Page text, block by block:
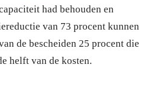
had behouden en
van 73 procent kunnen
de bescheiden 25 procent die
helft van de kosten.